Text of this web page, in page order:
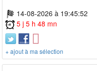
14-08-2026 à 19:45:52
5 j 5 h 48 mn
+ ajout à ma sélection